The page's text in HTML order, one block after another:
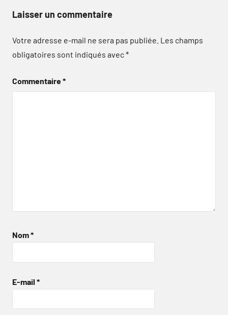
Laisser un commentaire
Votre adresse e-mail ne sera pas publiée. Les champs
obligatoires sont indiqués avec*
Commentaire*
Nom*
E-mail *